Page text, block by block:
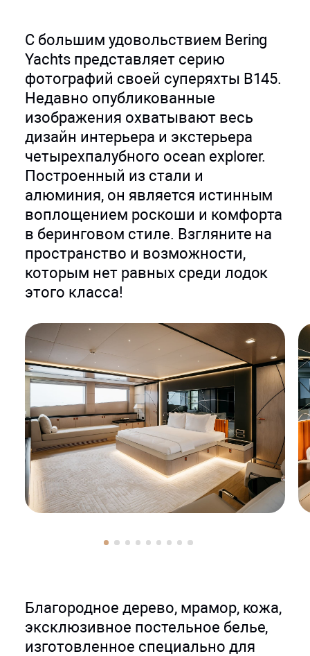
С большим удовольствием Bering
Yachts представляет серию
фотографий своей суперяхты B145.
Недавно опубликованные
изображения охватывают весь
дизайн интерьера и экстерьера
четырехпалубного ocean explorer.
Построенный из стали и
алюминия, он является истинным
воплощением роскоши и комфорта
в беринговом стиле. Взгляните на
пространство и возможности,
которым нет равных среди лодок
этого класса!
Благородное дерево, мрамор, кожа,
эксклюзивное постельное белье,
изготовленное специально для